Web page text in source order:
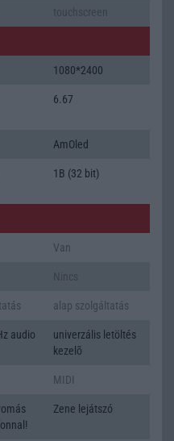
1080*2400
6.67
AmOled
1B (32 bit)
Van
alap szolgáltatás
audio
univerzális letöltés
kezelõ
MIDI
Zene lejátszó